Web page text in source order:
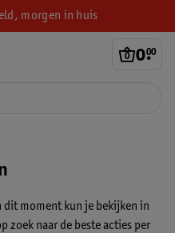
morgen in huis
0.
00
dit moment kun je bekijken in
zoek naar de beste acties per